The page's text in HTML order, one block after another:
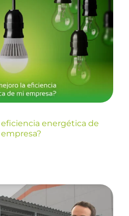
la eficiencia
mi empresa?
Blog
energética de